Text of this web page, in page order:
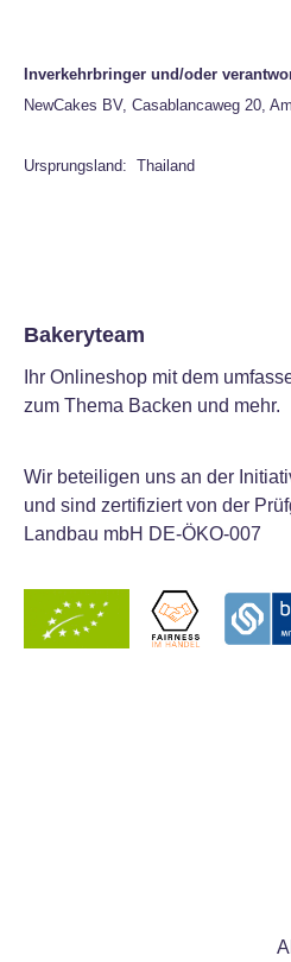
Inverkehrbringer und/oder
NewCakes BV, Casablancaweg 20,
Ursprungsland: Thailand
Bakeryteam
Ihr Onlineshop mit dem
zum Thema Backen und mehr.
Wir beteiligen uns an der
und sind zertifiziert von der
Landbau mbH DE-ÖKO-007